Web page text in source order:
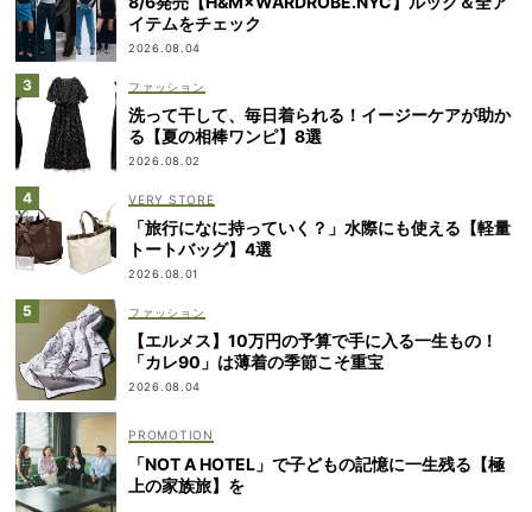
イテムをチェック
2026.08.04
ファッション
洗って干して、毎日着られる！イージーケアが助か
る【夏の相棒ワンピ】8選
2026.08.02
VERY STORE
「旅行になに持っていく？」水際にも使える【軽量
トートバッグ】4選
2026.08.01
ファッション
【エルメス】10万円の予算で手に入る一生もの！
「カレ90」は薄着の季節こそ重宝
2026.08.04
「NOT A HOTEL」で子どもの記憶に一生残る【極
上の家族旅】を